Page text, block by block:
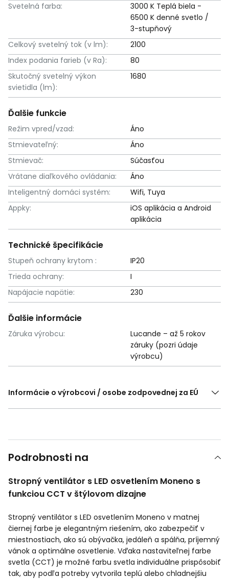
Svetelná farba:
3000 K Teplá biela -
6500 K denné svetlo /
3-stupňový
Celkový svetelný tok (v lm):
2100
Index podania farieb (v Ra):
80
Skutočný svetelný výkon
svietidla (lm):
1680
Ďalšie funkcie
Režim vpred/vzad:
Áno
Stmievateľný:
Áno
Stmievač:
Súčasťou
Vrátane diaľkového ovládania:
Áno
Inteligentný domáci systém:
Wifi, Tuya
Appky:
iOS aplikácia a Android
aplikácia
Technické špecifikácie
Stupeň ochrany krytom :
IP20
Trieda ochrany:
I
Napájacie napätie:
230
Ďalšie informácie
Záruka výrobcu:
Lucande – až 5 rokov
záruky (pozri údaje
výrobcu)
Informácie o výrobcovi / osobe zodpovednej za EÚ
Podrobnosti na
Stropný ventilátor s LED osvetlením Moneno s
funkciou CCT v štýlovom dizajne
Stropný ventilátor s LED osvetlením Moneno v matnej
čiernej farbe je elegantným riešením, ako zabezpečiť v
miestnostiach, ako sú obývačka, jedáleň a spálňa, príjemný
vánok a optimálne osvetlenie. Vďaka nastaviteľnej farbe
svetla (CCT) je možné farbu svetla individuálne prispôsobiť
tak, aby podľa potreby vytvorila teplú alebo chladnejšiu